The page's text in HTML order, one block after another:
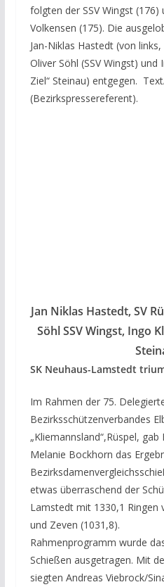
folgten der SSV Wingst (176)
Volkensen (175). Die
Jan-Niklas Hastedt (von
Oliver Söhl (SSV Wingst) und
Ziel“ Steinau) entgegen.
(Bezirkspressereferent).
Jan Niklas Hastedt, SV
Söhl SSV Wingst, Ingo
SK Neuhaus-Lamstedt
Im Rahmen der 75.
Bezirksschützenverbandes
„Kliemannsland“,Rüspel,
Melanie Bockhorn das
etwas überraschend der
Lamstedt mit 1330,1 Ringen
und Zeven
Rahmenprogramm wurde
Schießen ausgetragen. Mit
siegten Andreas Viebrock/